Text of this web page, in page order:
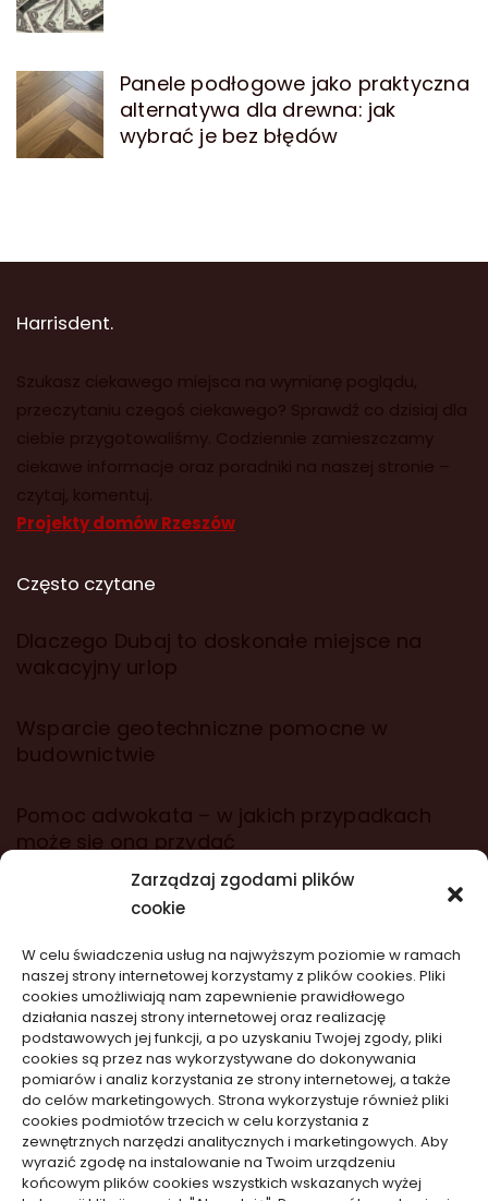
Zarządzaj zgodami plików
cookie
W celu świadczenia usług na najwyższym poziomie w ramach
naszej strony internetowej korzystamy z plików cookies. Pliki
cookies umożliwiają nam zapewnienie prawidłowego
działania naszej strony internetowej oraz realizację
podstawowych jej funkcji, a po uzyskaniu Twojej zgody, pliki
cookies są przez nas wykorzystywane do dokonywania
pomiarów i analiz korzystania ze strony internetowej, a także
do celów marketingowych. Strona wykorzystuje również pliki
cookies podmiotów trzecich w celu korzystania z
zewnętrznych narzędzi analitycznych i marketingowych. Aby
wyrazić zgodę na instalowanie na Twoim urządzeniu
końcowym plików cookies wszystkich wskazanych wyżej
Panele podłogowe jako praktyczna
alternatywa dla drewna: jak
wybrać je bez błędów
Harrisdent.
Projekty domów Rzeszów
Często czytane
Nowości na stronie
Telefon nie reaguje po upadku: ukryte
uszkodzenia
05/08/2026
PR vs marketing i reklama w praktyce biznesu